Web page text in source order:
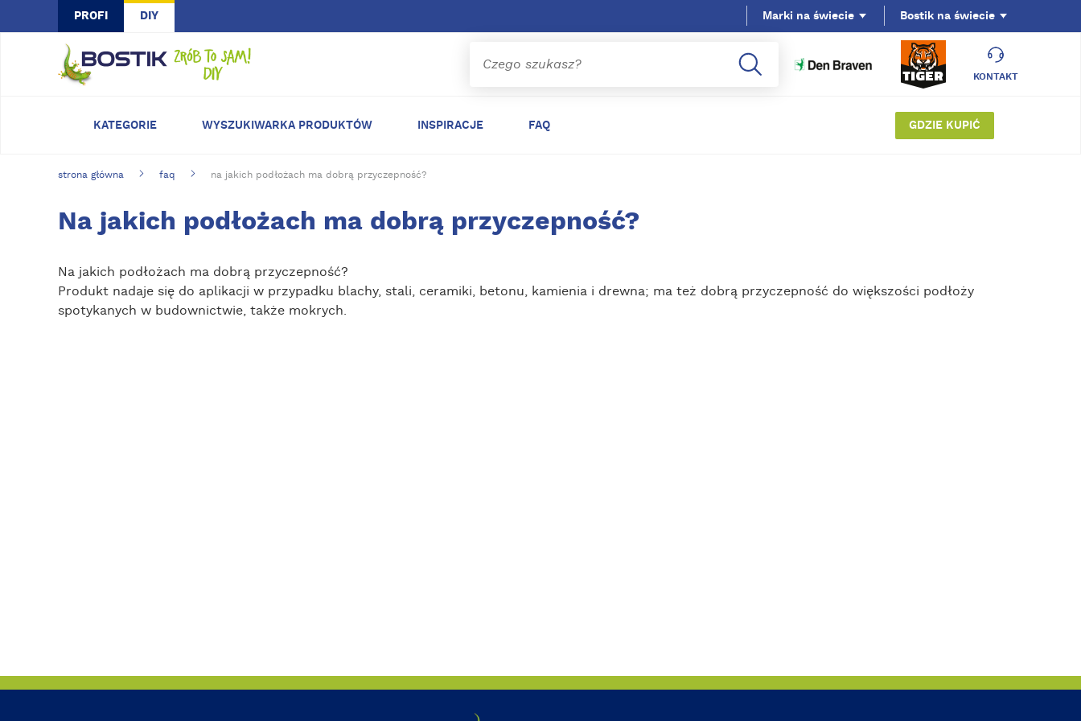
Skip to main content
PROFI DIY
KONTAKT
Bostik na świecie
KATEGORIE WYSZUKIWARKA PRODUKTÓW INSPIRACJE FAQ GDZIE KUPIĆ
Marki na świecie
strona główna faq na jakich podłożach ma dobrą przyczepność?
Na jakich podłożach ma dobrą przyczepność?
Na jakich podłożach ma dobrą przyczepność?
Produkt nadaje się do aplikacji w przypadku blachy, stali, ceramiki, betonu, kamienia i drewna; ma też dobrą przyczepność do większości podłoży
spotykanych w budownictwie, także mokrych.